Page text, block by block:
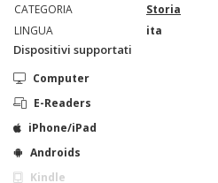
CATEGORIA
Storia
LINGUA
ita
Dispositivi supportati
Computer
E-Readers
iPhone/iPad
Androids
Kindle